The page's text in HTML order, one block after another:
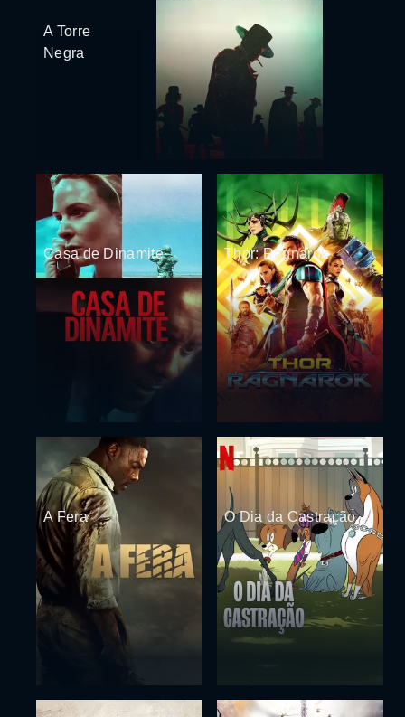
A Torre
Negra
Casa de Dinamite Thor: Ragnarok
A Fera O Dia da Castração